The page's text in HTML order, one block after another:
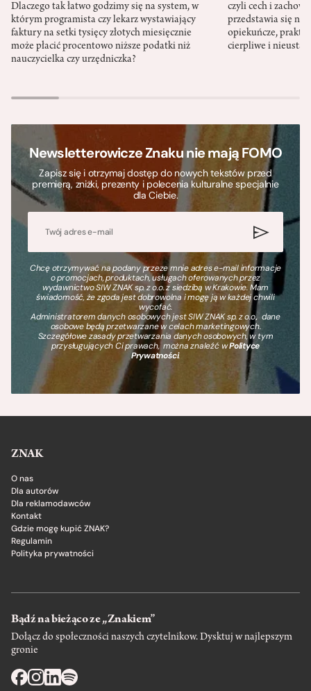
Dlaczego tak łatwo godzimy się na system, w
którym programista czy lekarz wystawiający
faktury na setki tysięcy złotych miesięcznie
może płacić procentowo niższe podatki niż
nauczycielka czy urzędniczka?
czyli cech i
przedstawia się
opiekuńcze,
cierpliwe i
Newsletterowicze Znaku nie mają FOMO
Zapisz się i otrzymaj dostęp do nowych tekstów przed
premierą, zniżki, prezenty i polecenia kulturalne specjalnie
dla Ciebie.
Chcę otrzymywać na podany przeze mnie adres e-mail informacje
o promocjach, produktach, usługach oferowanych przez
wydawnictwo SIW ZNAK sp. z o.o. z siedzibą w Krakowie. Mam
świadomość, że zgoda jest dobrowolna i mogę ją w każdej chwili
wycofać.
Administratorem danych osobowych jest SIW ZNAK sp. z o.o., dane
osobowe będą przetwarzane w celach marketingowych.
Szczegółowe zasady przetwarzania danych osobowych, w tym
przysługujących Ci prawach, można znaleźć wPolityce
Prywatności.
ZNAK
O nas
Dla autorów
Dla reklamodawców
Kontakt
Gdzie mogę kupić ZNAK?
Regulamin
Polityka prywatności
Bądź na bieżąco ze „Znakiem”
Dołącz do społeczności naszych czytelnikow. Dysktuj w najlepszym
gronie